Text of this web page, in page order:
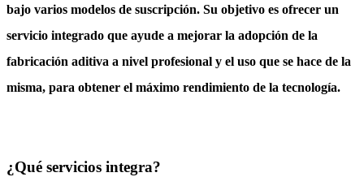
bajo varios modelos de suscripción. Su objetivo es ofrecer un
servicio integrado que ayude a mejorar la adopción de la
fabricación aditiva a nivel profesional y el uso que se hace de la
misma, para obtener el máximo rendimiento de la tecnología.
¿Qué servicios integra?